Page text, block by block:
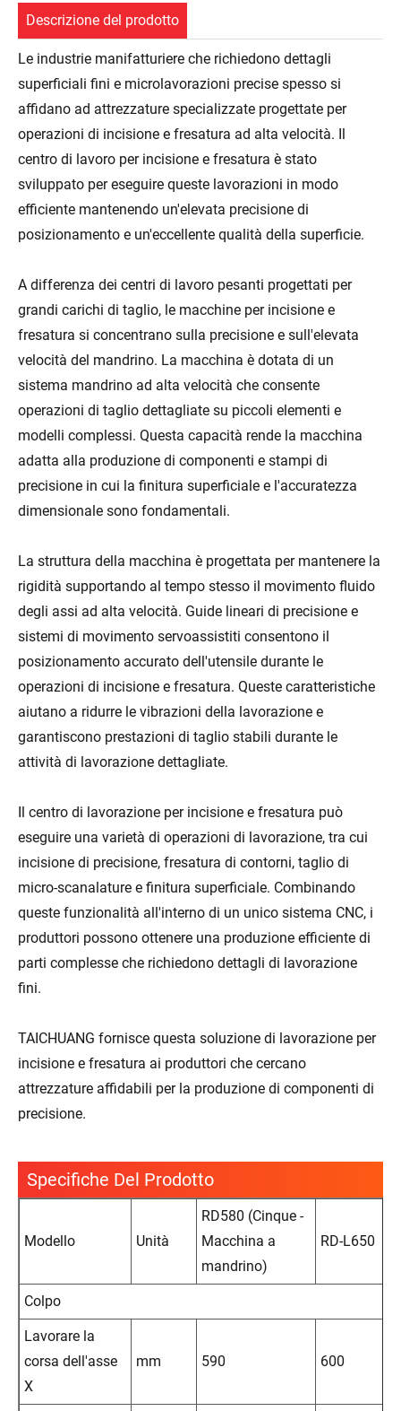
Descrizione del prodotto
Le industrie manifatturiere che richiedono dettagli
superficiali fini e microlavorazioni precise spesso si
affidano ad attrezzature specializzate progettate per
operazioni di incisione e fresatura ad alta velocità. Il
centro di lavoro per incisione e fresatura è stato
sviluppato per eseguire queste lavorazioni in modo
efficiente mantenendo un'elevata precisione di
posizionamento e un'eccellente qualità della superficie.
A differenza dei centri di lavoro pesanti progettati per
grandi carichi di taglio, le macchine per incisione e
fresatura si concentrano sulla precisione e sull'elevata
velocità del mandrino. La macchina è dotata di un
sistema mandrino ad alta velocità che consente
operazioni di taglio dettagliate su piccoli elementi e
modelli complessi. Questa capacità rende la macchina
adatta alla produzione di componenti e stampi di
precisione in cui la finitura superficiale e l'accuratezza
dimensionale sono fondamentali.
La struttura della macchina è progettata per mantenere la
rigidità supportando al tempo stesso il movimento fluido
degli assi ad alta velocità. Guide lineari di precisione e
sistemi di movimento servoassistiti consentono il
posizionamento accurato dell'utensile durante le
operazioni di incisione e fresatura. Queste caratteristiche
aiutano a ridurre le vibrazioni della lavorazione e
garantiscono prestazioni di taglio stabili durante le
attività di lavorazione dettagliate.
Il centro di lavorazione per incisione e fresatura può
eseguire una varietà di operazioni di lavorazione, tra cui
incisione di precisione, fresatura di contorni, taglio di
micro-scanalature e finitura superficiale. Combinando
queste funzionalità all'interno di un unico sistema CNC, i
produttori possono ottenere una produzione efficiente di
parti complesse che richiedono dettagli di lavorazione
fini.
TAICHUANG fornisce questa soluzione di lavorazione per
incisione e fresatura ai produttori che cercano
attrezzature affidabili per la produzione di componenti di
precisione.
Specifiche Del Prodotto
Modello Unità
RD580 (Cinque -
Macchina a
mandrino)
RD-L650
Colpo
Lavorare la
corsa dell'asse
X
mm 590 600